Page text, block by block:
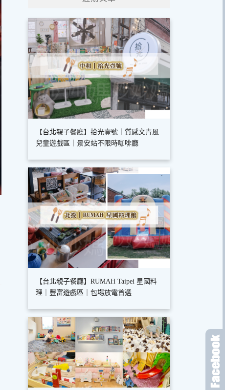
【台北親子餐廳】拾光壹號｜質感文青風
兒童遊戲區｜景安站不限時咖啡廳
【台北親子餐廳】RUMAH Taipei 星國料
理｜豐富遊戲區｜包場放電首選